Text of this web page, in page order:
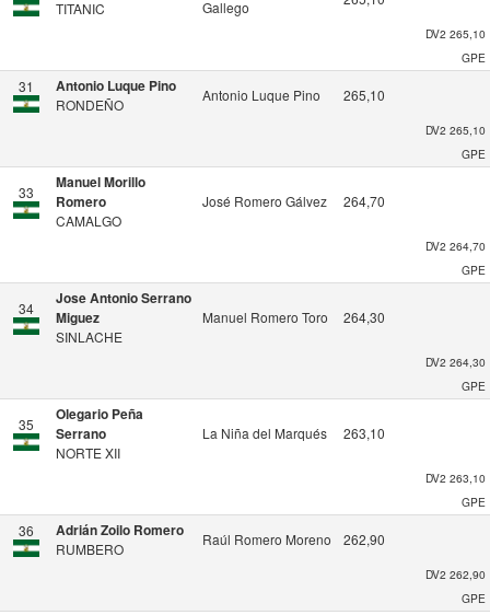
TITANIC
Gallego
DV2 265,10
GPE
31 Antonio Luque Pino
RONDEÑO
Antonio Luque Pino 265,10
DV2 265,10
GPE
33
Manuel Morillo
Romero
CAMALGO
José Romero Gálvez 264,70
DV2 264,70
GPE
34
Jose Antonio Serrano
Miguez
SINLACHE
Manuel Romero Toro 264,30
DV2 264,30
GPE
35
Olegario Peña
Serrano
NORTE XII
La Niña del Marqués 263,10
DV2 263,10
GPE
36 Adrián Zoilo Romero
RUMBERO
Raúl Romero Moreno 262,90
DV2 262,90
GPE